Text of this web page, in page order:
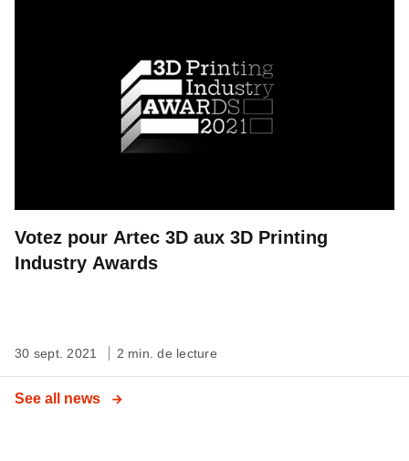
Votez pour Artec 3D aux 3D Printing
Industry Awards
30 sept. 2021 2 min. de lecture
See all news